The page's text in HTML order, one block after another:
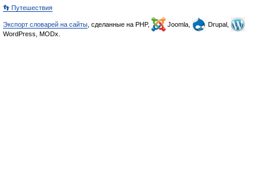
👣 Путешествия
Экспорт словарей на сайты , сделанные на PHP, Joomla,
Drupal,
WordPress, MODx.